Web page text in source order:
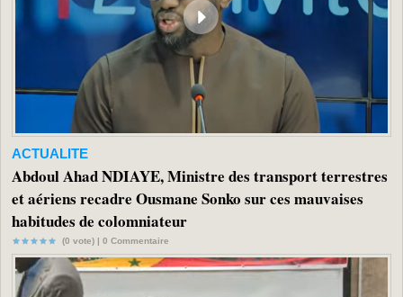
ACTUALITE
Abdoul Ahad NDIAYE, Ministre des transport terrestres
et aériens recadre Ousmane Sonko sur ces mauvaises
habitudes de colomniateur
(0 vote) | 0 Commentaire